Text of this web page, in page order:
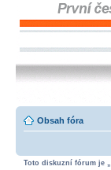
Obsah fóra
Toto diskuzní fórum je